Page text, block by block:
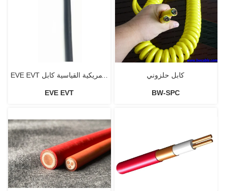
EVE EVT الأمريكية القياسية كابل
EVE EVT
كابل حلزوني
BW-SPC